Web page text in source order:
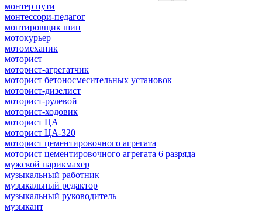
монтер пути
монтессори-педагог
монтировщик шин
мотокурьер
мотомеханик
моторист
моторист-агрегатчик
моторист бетоносмесительных установок
моторист-дизелист
моторист-рулевой
моторист-ходовик
моторист ЦА
моторист ЦА-320
моторист цементировочного агрегата
моторист цементировочного агрегата 6 разряда
мужской парикмахер
музыкальный работник
музыкальный редактор
музыкальный руководитель
музыкант